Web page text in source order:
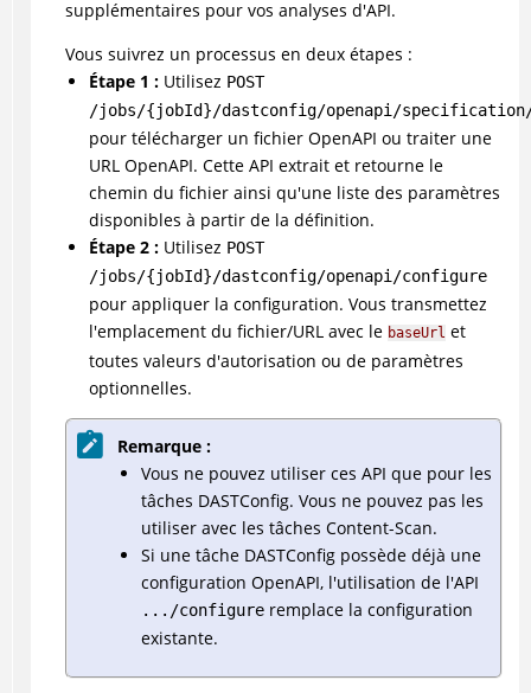
supplémentaires pour vos analyses d'API.
Vous suivrez un processus en deux étapes :
Étape 1 :Utilisez POST
/jobs/{jobId}/dastconfig/openapi/specification/
pour télécharger un fichier OpenAPI ou traiter une
URL OpenAPI. Cette API extrait et retourne le
chemin du fichier ainsi qu'une liste des paramètres
disponibles à partir de la définition.
Étape 2 :Utilisez POST
/jobs/{jobId}/dastconfig/openapi/configure
pour appliquer la configuration. Vous transmettez
l'emplacement du fichier/URL avec le baseUrl et
toutes valeurs d'autorisation ou de paramètres
optionnelles.
Remarque :
Vous ne pouvez utiliser ces API que pour les
tâches DASTConfig. Vous ne pouvez pas les
utiliser avec les tâches Content-Scan.
Si une tâche DASTConfig possède déjà une
configuration OpenAPI, l'utilisation de l'API
.../configureremplace la configuration
existante.